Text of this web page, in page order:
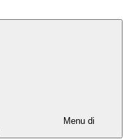
Menu di